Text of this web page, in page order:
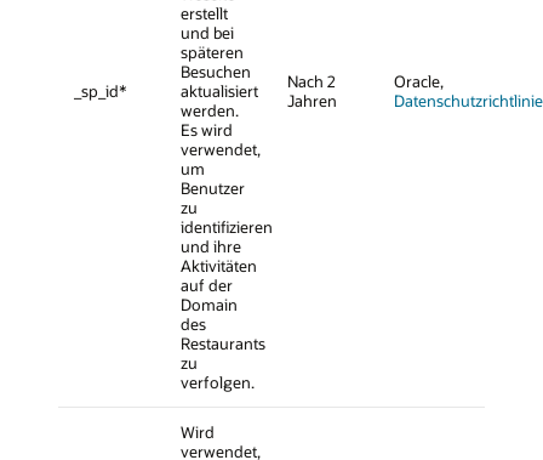
_sp_id*
erstellt
und bei
späteren
Besuchen
aktualisiert
werden.
Es wird
verwendet,
um
Benutzer
zu
identifizieren
und ihre
Aktivitäten
auf der
Domain
des
Restaurants
zu
verfolgen.
Nach 2
Jahren
Oracle,
Datenschutzrichtlinie
Wird
verwendet,